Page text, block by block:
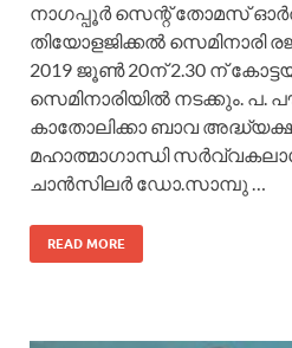
നാഗപ്പൂർ സെന്റ് തോമസ്
തിയോളജിക്കൽ സെമിനാരി
2019 ജൂൺ 20ന് 2.30 ന്
സെമിനാരിയിൽ നടക്കും. പ.
കാതോലിക്കാ ബാവ
മഹാത്മാഗാന്ധി
ചാൻസിലർ ഡോ.സാമ്പു …
READ MORE